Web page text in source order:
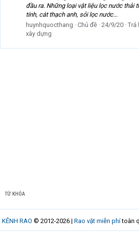
đầu ra. Những loại vật liệu lọc nước thải
tính, cát thạch anh, sỏi lọc nước...
huynhquocthang
Chủ đề 24/9/20 Trả
xây dựng
TỪ KHÓA
KÊNH RAO © 2012-2026 | Rao vặt miễn phítoàn